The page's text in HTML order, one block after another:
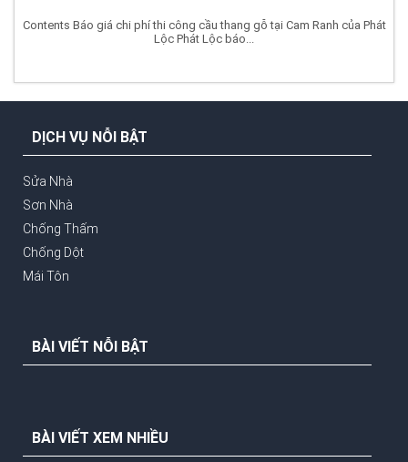
Contents Báo giá chi phí thi công cầu thang gỗ tại Cam Ranh của Phát
Lộc Phát Lộc báo...
DỊCH VỤ NỖI BẬT
Sửa Nhà
Sơn Nhà
Chống Thấm
Chống Dột
Mái Tôn
BÀI VIẾT NỖI BẬT
BÀI VIẾT XEM NHIỀU